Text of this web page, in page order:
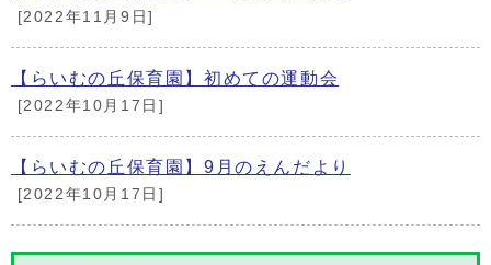
[2022年11月9日]
【らいむの丘保育園】初めての運動会
[2022年10月17日]
【らいむの丘保育園】9月のえんだより
[2022年10月17日]